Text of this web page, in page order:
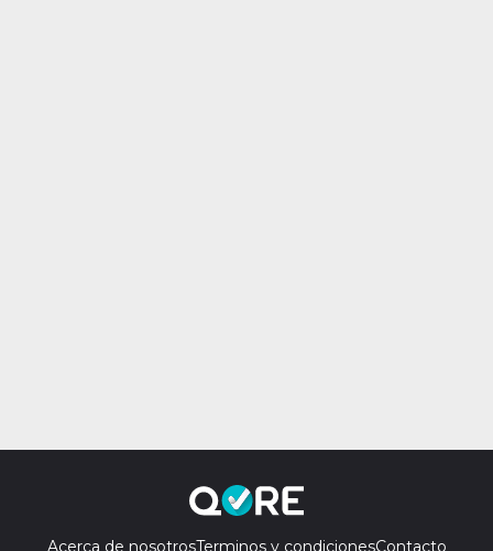
Acerca de nosotrosTerminos y condicionesContacto